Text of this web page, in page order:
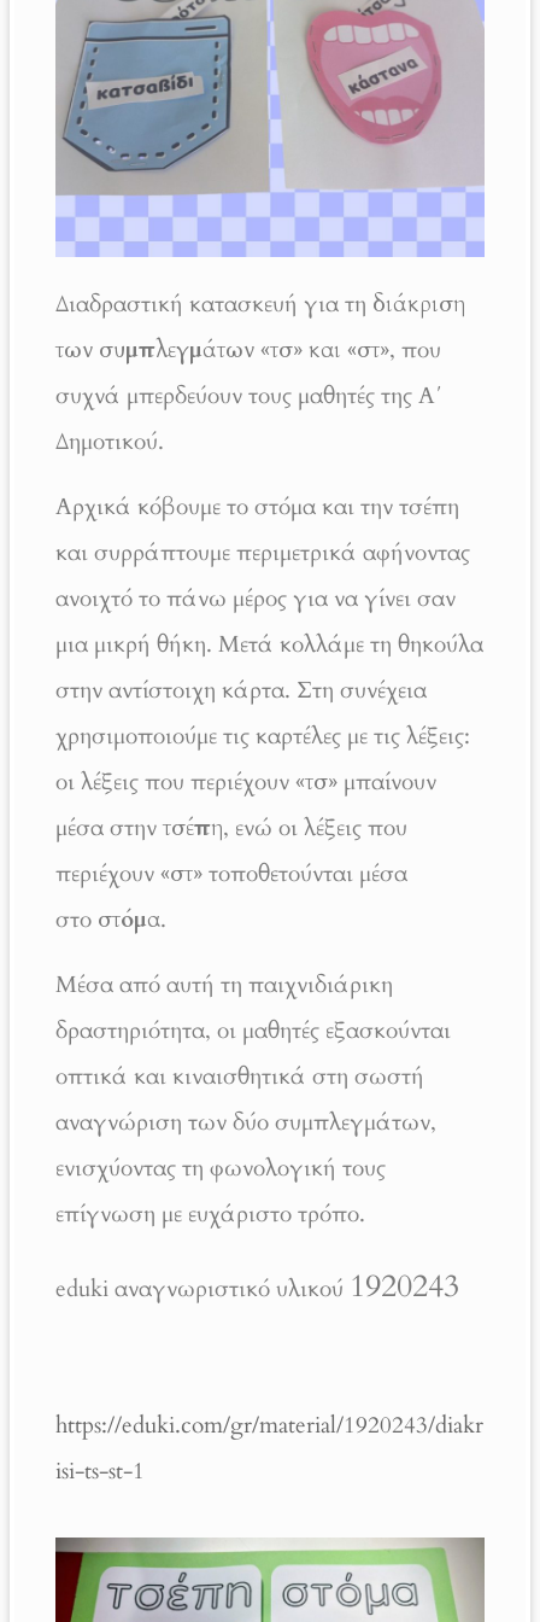
Διαδραστική κατασκευή για τη διάκριση
των συμπλεγμάτων «τσ» και «στ», που
συχνά μπερδεύουν τους μαθητές της Α΄
Δημοτικού.
Αρχικά κόβουμε το στόμα και την τσέπη
και συρράπτουμε περιμετρικά αφήνοντας
ανοιχτό το πάνω μέρος για να γίνει σαν
μια μικρή θήκη. Μετά κολλάμε τη θηκούλα
στην αντίστοιχη κάρτα. Στη συνέχεια
χρησιμοποιούμε τις καρτέλες με τις λέξεις:
οι λέξεις που περιέχουν«τσ» μπαίνουν
μέσα στηντσέπη, ενώ οι λέξεις που
περιέχουν«στ»τοποθετούνται μέσα
στο στόμα.
Μέσα από αυτή τη παιχνιδιάρικη
δραστηριότητα, οι μαθητές εξασκούνται
οπτικά και κιναισθητικά στη σωστή
αναγνώριση των δύο συμπλεγμάτων,
ενισχύοντας τη φωνολογική τους
επίγνωση με ευχάριστο τρόπο.
eduki αναγνωριστικό υλικού 1920243
https://eduki.com/gr/material/1920243/diakr
isi-ts-st-1